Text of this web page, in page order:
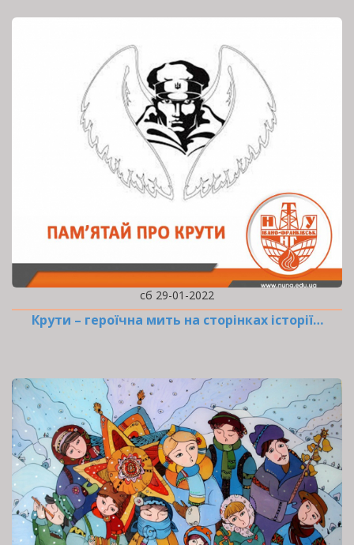
сб 29-01-2022
Крути – героїчна мить на сторінках історії…